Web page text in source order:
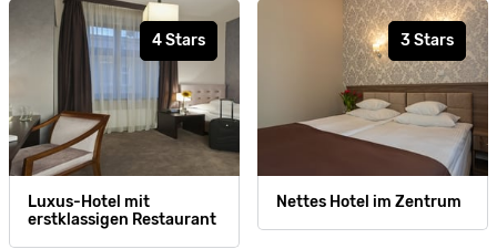
4 Stars
Luxus-Hotel mit
erstklassigen Restaurant
3 Stars
Nettes Hotel im Zentrum